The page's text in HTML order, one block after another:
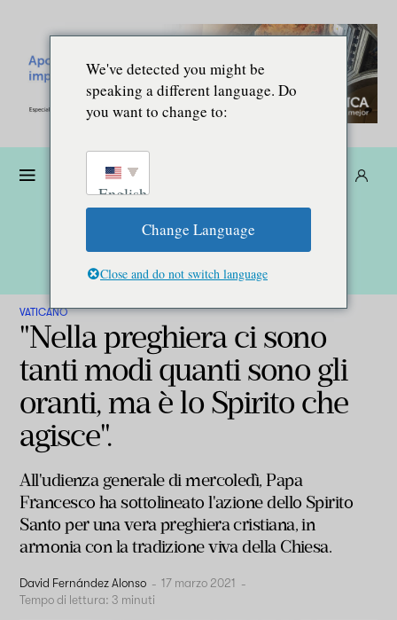
VATICANO
"Nella preghiera ci sono
tanti modi quanti sono gli
oranti, ma è lo Spirito che
agisce".
All'udienza generale di mercoledì, Papa
Francesco ha sottolineato l'azione dello Spirito
Santo per una vera preghiera cristiana, in
armonia con la tradizione viva della Chiesa.
David Fernández Alonso - 17 marzo 2021 -
Tempo di lettura: 3 minuti
We've detected you might be
speaking a different language. Do
you want to change to:
English
Change Language
Close and do not switch language